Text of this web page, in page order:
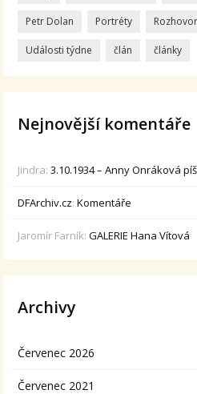
Petr Dolan Portréty Rozhovor
Události týdne člán články
Nejnovější komentáře
Jindra:3.10.1934 – Anny Onráková
DFArchiv.cz:Komentáře
Jaromír Farník:GALERIE Hana Vítová
Archivy
Červenec 2026
Červenec 2021